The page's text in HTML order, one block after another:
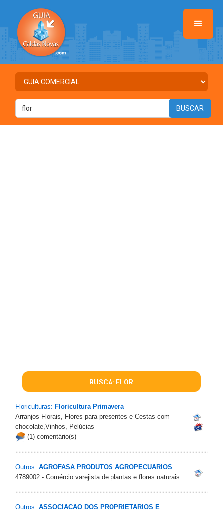
BUSCA: FLOR
Floriculturas: Floricultura Primavera
Arranjos Florais, Flores para presentes e Cestas com
chocolate,Vinhos, Pelúcias
(1) comentário(s)
Outros: AGROFASA PRODUTOS AGROPECUARIOS
4789002 - Comércio varejista de plantas e flores naturais
Outros: ASSOCIACAO DOS PROPRIETARIOS E